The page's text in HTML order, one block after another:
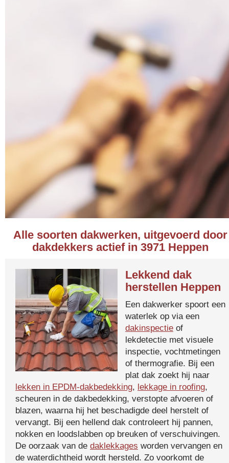
Alle soorten dakwerken, uitgevoerd door
dakdekkers actief in 3971 Heppen
Lekkend dak
herstellen Heppen
Een dakwerker spoort een
waterlek op via een
dakinspectie of
lekdetectie met visuele
inspectie, vochtmetingen
of thermografie. Bij een
plat dak zoekt hij naar
lekken in EPDM-dakbedekking, lekkage in roofing,
scheuren in de dakbedekking, verstopte afvoeren of
blazen, waarna hij het beschadigde deel herstelt of
vervangt. Bij een hellend dak controleert hij pannen,
nokken en loodslabben op breuken of verschuivingen.
De oorzaak van de daklekkages worden vervangen en
de waterdichtheid wordt hersteld. Zo voorkomt de